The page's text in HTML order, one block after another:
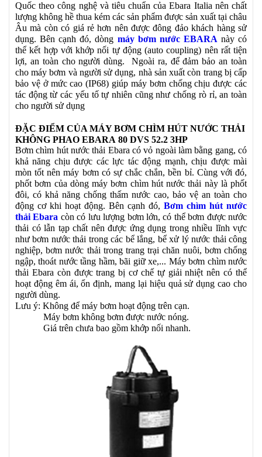
Quốc theo công nghệ và tiêu chuẩn của Ebara Italia nên chất
lượng không hề thua kém các sản phẩm được sản xuất tại châu
Âu mà còn có giá rẻ hơn nên được đông đảo khách hàng sử
dụng. Bên cạnh đó, dòng máy bơm nước EBARA này có
thể kết hợp với khớp nối tự động (auto coupling) nên rất tiện
lợi, an toàn cho người dùng. Ngoài ra, để đảm bảo an toàn
cho máy bơm và người sử dụng, nhà sản xuất còn trang bị cấp
bảo vệ ở mức cao (IP68) giúp máy bơm chống chịu được các
tác động từ các yếu tố tự nhiên cũng như chống rò rỉ, an toàn
cho người sử dụng
ĐẶC ĐIỂM CỦA MÁY BƠM CHÌM HÚT NƯỚC THẢI
KHÔNG PHAO EBARA 80 DVS 52.2 3HP
Bơm chìm hút nước thải Ebara có vỏ ngoài làm bằng gang, có
khả năng chịu được các lực tác động mạnh, chịu được mài
mòn tốt nên máy bơm có sự chắc chắn, bền bỉ. Cùng với đó,
phốt bơm của dòng máy bơm chìm hút nước thải này là phốt
đôi, có khả năng chống thấm nước cao, bảo vệ an toàn cho
động cơ khi hoạt động. Bên cạnh đó, Bơm chìm hút nước
thải Ebara còn có lưu lượng bơm lớn, có thể bơm được nước
thải có lẫn tạp chất nên được ứng dụng trong nhiều lĩnh vực
như bơm nước thải trong các bể lắng, bể xử lý nước thải công
nghiệp, bơm nước thải trong trang trại chăn nuôi, bơm chống
ngập, thoát nước tầng hầm, bãi giữ xe,... Máy bơm chìm nước
thải Ebara còn được trang bị cơ chế tự giải nhiệt nên có thể
hoạt động êm ái, ổn định, mang lại hiệu quả sử dụng cao cho
người dùng.
Lưu ý: Không để máy bơm hoạt động trên cạn.
Máy bơm không bơm được nước nóng.
Giá trên chưa bao gồm khớp nối nhanh.